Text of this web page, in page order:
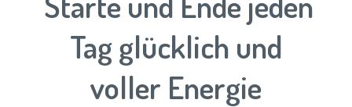
Tag glücklich und
voller Energie